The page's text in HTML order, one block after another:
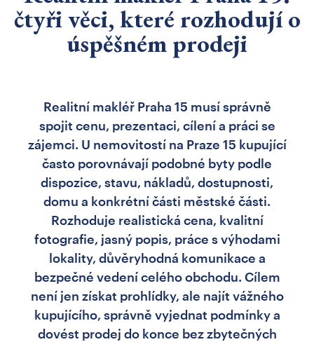
čtyři věci, které rozhodují o
úspěšném prodeji
Realitní makléř Praha 15 musí správně
spojit cenu, prezentaci, cílení a práci se
zájemci. U nemovitostí na Praze 15 kupující
často porovnávají podobné byty podle
dispozice, stavu, nákladů, dostupnosti,
domu a konkrétní části městské části.
Rozhoduje realistická cena, kvalitní
fotografie, jasný popis, práce s výhodami
lokality, důvěryhodná komunikace a
bezpečné vedení celého obchodu. Cílem
není jen získat prohlídky, ale najít vážného
kupujícího, správně vyjednat podmínky a
dovést prodej do konce bez zbytečných